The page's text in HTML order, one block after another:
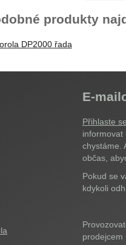
produkty
DP2000 řada
E-
Přihlaste
informovat
chystáme.
občas,
Pokud se
kdykoli
prodejcem